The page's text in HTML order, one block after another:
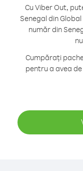
Cu Viber Out,
Senegal din
număr din
Cumpărați
pentru a avea